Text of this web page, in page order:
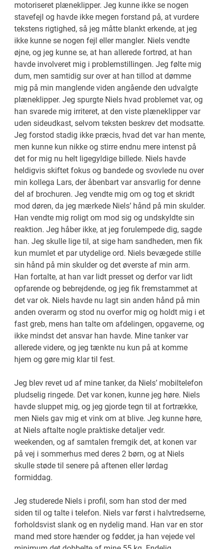
motoriseret plæneklipper. Jeg kunne ikke se nogen
stavefejl og havde ikke megen forstand på, at vurdere
tekstens rigtighed, så jeg måtte blankt erkende, at jeg
ikke kunne se nogen fejl eller mangler. Niels vendte
øjne, og jeg kunne se, at han allerede fortrød, at han
havde involveret mig i problemstillingen. Jeg følte mig
dum, men samtidig sur over at han tillod at dømme
mig på min manglende viden angående den udvalgte
plæneklipper. Jeg spurgte Niels hvad problemet var, og
han svarede mig irriteret, at den viste plæneklipper var
uden sideudkast, selvom teksten beskrev det modsatte.
Jeg forstod stadig ikke præcis, hvad det var han mente,
men kunne kun nikke og stirre endnu mere intenst på
det for mig nu helt ligegyldige billede. Niels havde
heldigvis skiftet fokus og bandede og svovlede nu over
min kollega Lars, der åbenbart var ansvarlig for denne
del af brochuren. Jeg vendte mig om og tog et skridt
mod døren, da jeg mærkede Niels’ hånd på min skulder.
Han vendte mig roligt om mod sig og undskyldte sin
reaktion. Jeg håber ikke, at jeg forulempede dig, sagde
han. Jeg skulle lige til, at sige ham sandheden, men fik
kun mumlet et par utydelige ord. Niels bevægede stille
sin hånd på min skulder og det øverste af min arm.
Han fortalte, at han var lidt presset og derfor var lidt
opfarende og bebrejdende, og jeg fik fremstammet at
det var ok. Niels havde nu lagt sin anden hånd på min
anden overarm og stod nu overfor mig og holdt mig i et
fast greb, mens han talte om afdelingen, opgaverne, og
ikke mindst det ansvar han havde. Mine tanker var
allerede videre, og jeg tænkte nu kun på at komme
hjem og gøre mig klar til fest.
Jeg blev revet ud af mine tanker, da Niels’ mobiltelefon
pludselig ringede. Det var konen, kunne jeg høre. Niels
havde sluppet mig, og jeg gjorde tegn til at fortrække,
men Niels gav mig et vink om at blive. Jeg kunne høre,
at Niels aftalte nogle praktiske detaljer vedr.
weekenden, og af samtalen fremgik det, at konen var
på vej i sommerhus med deres 2 børn, og at Niels
skulle støde til senere på aftenen eller lørdag
formiddag.
Jeg studerede Niels i profil, som han stod der med
siden til og talte i telefon. Niels var først i halvtredserne,
forholdsvist slank og en nydelig mand. Han var en stor
mand med store hænder og fødder, ja han vejede vel